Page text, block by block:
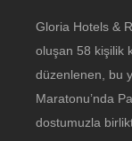
Gloria Hotels &
oluşan 58 kişilik
düzenlenen, bu
Maratonu’nda
dostumuzla